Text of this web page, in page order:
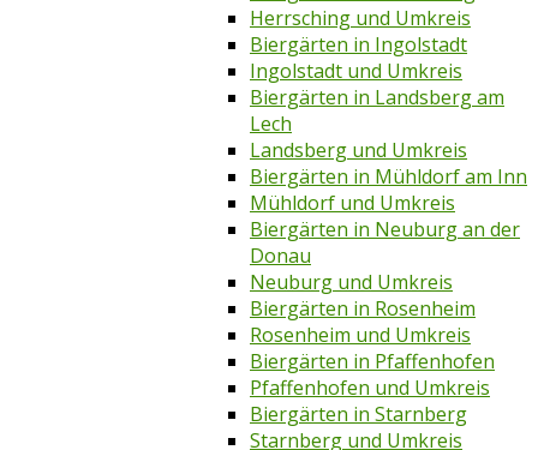
Herrsching und Umkreis
Biergärten in Ingolstadt
Ingolstadt und Umkreis
Biergärten in Landsberg am
Lech
Landsberg und Umkreis
Biergärten in Mühldorf am Inn
Mühldorf und Umkreis
Biergärten in Neuburg an der
Donau
Neuburg und Umkreis
Biergärten in Rosenheim
Rosenheim und Umkreis
Biergärten in Pfaffenhofen
Pfaffenhofen und Umkreis
Biergärten in Starnberg
Starnberg und Umkreis